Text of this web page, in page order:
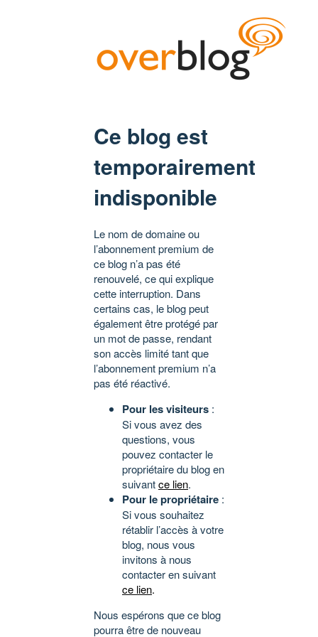
Ce blog est
temporairement
indisponible
Le nom de domaine ou
l’abonnement premium de
ce blog n’a pas été
renouvelé, ce qui explique
cette interruption. Dans
certains cas, le blog peut
également être protégé par
un mot de passe, rendant
son accès limité tant que
l’abonnement premium n’a
pas été réactivé.
Pour les visiteurs :
Si vous avez des
questions, vous
pouvez contacter le
propriétaire du blog en
suivantce lien.
Pour le propriétaire :
Si vous souhaitez
rétablir l’accès à votre
blog, nous vous
invitons à nous
contacter en suivant
ce lien.
Nous espérons que ce blog
pourra être de nouveau